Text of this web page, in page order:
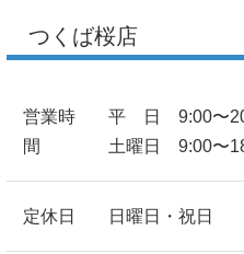
つくば桜店
営業時
間
平 日 9:00〜
土曜日 9:00〜
定休日 日曜日・祝日